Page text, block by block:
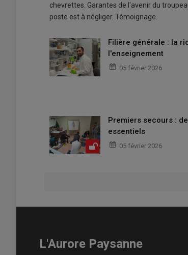
chevrettes. Garantes de l'avenir du
poste est à négliger. Témoignage.
Filière générale : la
l'enseignement
05 février 2026
Premiers secours :
essentiels
05 février 2026
L'Aurore Paysanne